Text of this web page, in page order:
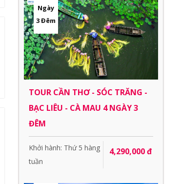
Ngày
3 Đêm
TOUR CẦN THƠ - SÓC TRĂNG -
BẠC LIÊU - CÀ MAU 4 NGÀY 3
ĐÊM
Khởi hành: Thứ 5 hàng
tuần
4,290,000 đ